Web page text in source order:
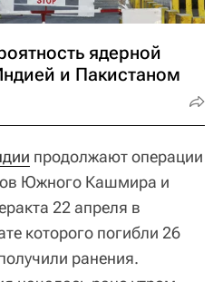
ядерной
и Пакистаном
продолжают операции
Южного Кашмира и
22 апреля в
которого погибли 26
ранения.